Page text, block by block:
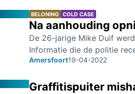
BELONING COLD CASE
Na aanhouding
De 26-jarige Mike Duif
Informatie die de politie
Amersfoort19-04-2022
Graffitispuiter